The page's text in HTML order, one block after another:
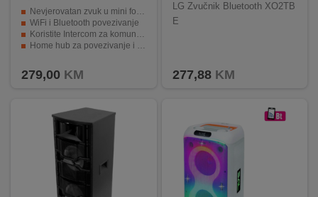
Nevjerovatan zvuk u mini formatu
WiFi i Bluetooth povezivanje
Koristite Intercom za komunikaciju s članovima porodice
Home hub za povezivanje i kontrolu vaših pametnih dodataka
279,00 KM
LG Zvučnik Bluetooth XO2TB
E
277,88KM